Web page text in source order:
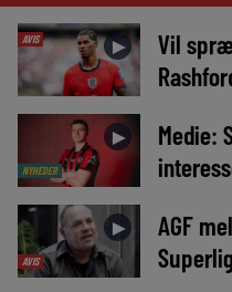
AVIS ►
Vil
NYHEDER
►
Medie:
AVIS
►
AGF